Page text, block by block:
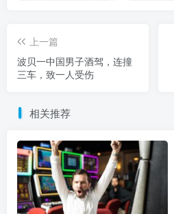
上一篇
波贝一中国男子酒驾，连撞
三车，致一人受伤
相关推荐